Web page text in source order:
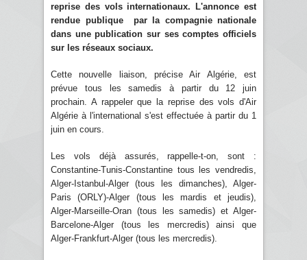
reprise des vols internationaux. L'annonce est
rendue publique par la compagnie nationale
dans une publication sur ses comptes officiels
sur les réseaux sociaux.
Cette nouvelle liaison, précise Air Algérie, est
prévue tous les samedis à partir du 12 juin
prochain. A rappeler que la reprise des vols d'Air
Algérie à l'international s'est effectuée à partir du 1
juin en cours.
Les vols déjà assurés, rappelle-t-on, sont :
Constantine-Tunis-Constantine tous les vendredis,
Alger-Istanbul-Alger (tous les dimanches), Alger-
Paris (ORLY)-Alger (tous les mardis et jeudis),
Alger-Marseille-Oran (tous les samedis) et Alger-
Barcelone-Alger (tous les mercredis) ainsi que
Alger-Frankfurt-Alger (tous les mercredis).